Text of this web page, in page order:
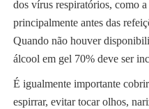
dos vírus respiratórios, como
principalmente antes das
Quando não houver
álcool em gel 70% deve ser
É igualmente importante
espirrar, evitar tocar olhos,